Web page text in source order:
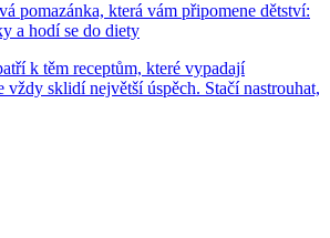
pomazánka, která vám připomene dětství:
a hodí se do diety
k těm receptům, které vypadají
vždy sklidí největší úspěch. Stačí nastrouhat,